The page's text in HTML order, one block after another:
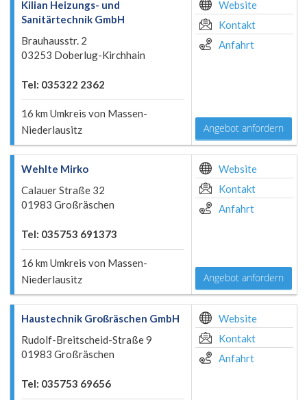
Kilian Heizungs- und
Sanitärtechnik GmbH
Brauhausstr. 2
03253 Doberlug-Kirchhain
Tel: 035322 2362
16 km Umkreis von Massen-
Niederlausitz
Website
Kontakt
Anfahrt
Angebot anfordern
Wehlte Mirko
Calauer Straße 32
01983 Großräschen
Tel: 035753 691373
16 km Umkreis von Massen-
Niederlausitz
Website
Kontakt
Anfahrt
Angebot anfordern
Haustechnik Großräschen GmbH
Rudolf-Breitscheid-Straße 9
01983 Großräschen
Tel: 035753 69656
Website
Kontakt
Anfahrt